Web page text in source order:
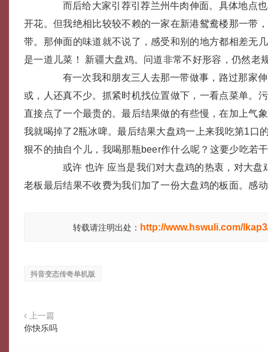
而后给大家引荐引荐兰州牛肉伸面。具体地点也
开花。但我绝相比较较不赖的一家在新港鸳鸯楼那一带
带。那伸面的味道就不说了，感受和别的地方都相差无
是一道儿菜！ 新疆大盘鸡。问道非常不好形容，仍然老
有一次我和朋友三人去那一带做事，路过那家伸
或，人还真不少。抓紧时机找位置做下，一看点菜单。
直接点了一个最贵的。最后结果做的有些慢，在加上气
我就喝掉了2瓶冰啤。最后结果大盘鸡一上来我吃第1口
狠不的抽自个儿，我喝那瓶beer作什么呢？这要少吃若
或许 也许 应当是我们对大盘鸡的热衷，对大盘
老板最后结果不收费为我们加了一份大盘鸡的板面。感
转载请注明出处： http://www.hswuli.com/
抖音变态传奇单机版
上一篇
你快乐吗